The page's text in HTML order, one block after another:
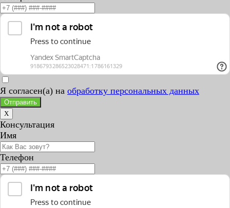
Я согласен(а) на обработку персональных данных
Отправить
X
Консультация
Имя
Телефон